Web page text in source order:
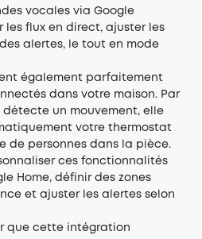
vocales via Google
les flux en direct, ajuster les
alertes, le tout en mode
également parfaitement
dans votre maison. Par
détecte un mouvement, elle
votre thermostat
de personnes dans la pièce.
ces fonctionnalités
Home, définir des zones
et ajuster les alertes selon
que cette intégration